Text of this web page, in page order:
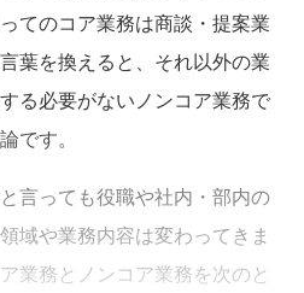
てのコア業務は商談・提案業
葉を換えると、それ以外の業
る必要がないノンコア業務で
です。
言っても役職や社内・部内の
域や業務内容は変わってきま
業務とノンコア業務を次のと